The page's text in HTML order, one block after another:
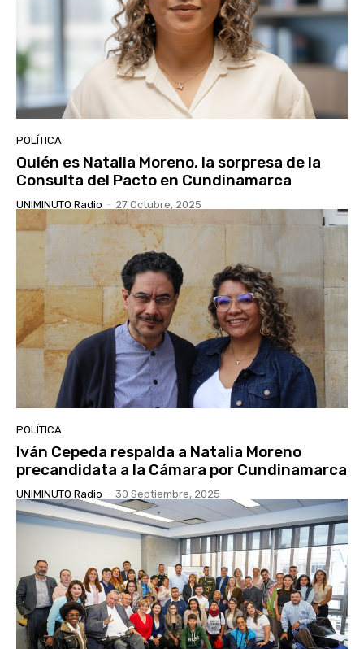
POLÍTICA
Quién es Natalia Moreno, la sorpresa de la
Consulta del Pacto en Cundinamarca
UNIMINUTO Radio - 27 Octubre, 2025
POLÍTICA
Iván Cepeda respalda a Natalia Moreno
precandidata a la Cámara por Cundinamarca
UNIMINUTO Radio - 30 Septiembre, 2025